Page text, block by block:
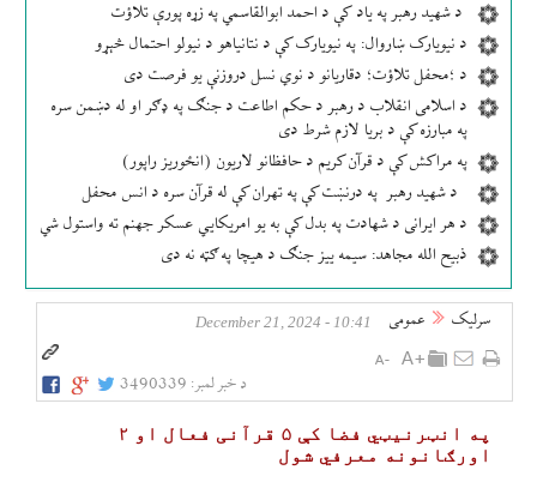
د شهید رهبر په یاد کې د احمد ابوالقاسمي په زړه پورې تلاؤت
د نیویارک ښاروال: په نیویارک کې د نتانیاهو د نیولو احتمال څېړو
د ؛محفل تلاؤت؛ دقاریانو د نوي نسل دروزنې یو فرصت دی
د اسلامی انقلاب د رهبر د حکم اطاعت د جنګ په ډګر او له دښمن سره
په مبارزه کې د بریا لازم شرط دی
په مراکش کې د قرآن کریم د حافظانو لاریون (انځوریز راپور)
د شهید رهبر په درنښت کې په تهران کې له قرآن سره د انس محفل
د هر ایرانی د شهادت په بدل کې به یو امریکایي عسکر جهنم ته واستول شي
ذبیح الله مجاهد: سیمه ییز جنګ د هیچا په ګټه نه دی
سرلیک عمومی 10:41 - December 21, 2024
د خبر لمبر: 3490339
اورګانونه معرفي شول